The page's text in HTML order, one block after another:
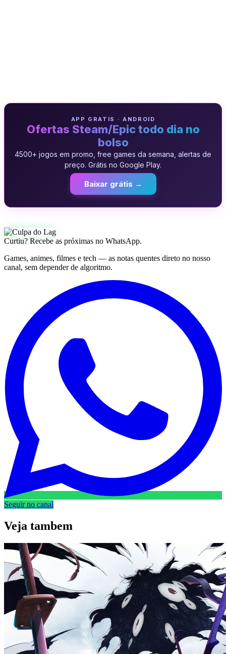
APP GRATIS · ANDROID
Ofertas Steam/Epic todo dia no
bolso
4500+ jogos em promo, free games da semana, alertas de
preço. Grátis no Google Play.
Baixar grátis →
Curtiu? Recebe as próximas no WhatsApp.
Games, animes, filmes e tech — as notas quentes direto no nosso
canal, sem depender de algoritmo.
Seguir no canal
Veja tambem